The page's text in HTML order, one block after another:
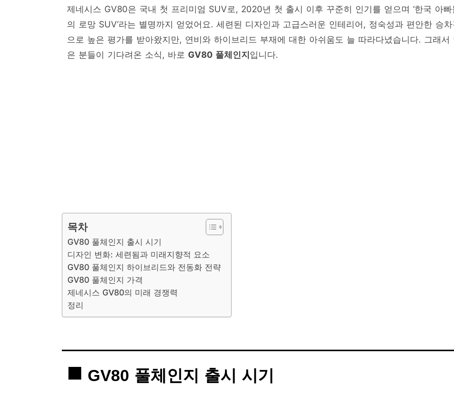
제네시스 GV80은 국내 첫 프리미엄 SUV로, 2020년 첫 출시 이후 꾸준히 인기를 얻으며 ‘한국 아빠
의 로망 SUV’라는 별명까지 얻었어요. 세련된 디자인과 고급스러운 인테리어, 정숙성과 편안한 승
으로 높은 평가를 받아왔지만, 연비와 하이브리드 부재에 대한 아쉬움도 늘 따라다녔습니다. 그래서
은 분들이 기다려온 소식, 바로 GV80 풀체인지입니다.
목차
GV80 풀체인지 출시 시기
디자인 변화: 세련됨과 미래지향적 요소
GV80 풀체인지 하이브리드와 전동화 전략
GV80 풀체인지 가격
제네시스 GV80의 미래 경쟁력
정리
GV80 풀체인지 출시 시기